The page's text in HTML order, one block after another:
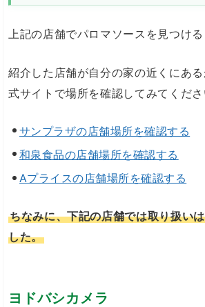
上記の店舗でパロマソースを見つける
紹介した店舗が自分の家の近くにあ
式サイトで場所を確認してみてくださ
サンプラザの店舗場所を確認する
和泉食品の店舗場所を確認する
Aプライスの店舗場所を確認する
ちなみに、下記の店舗では取り扱い
した。
ヨドバシカメラ